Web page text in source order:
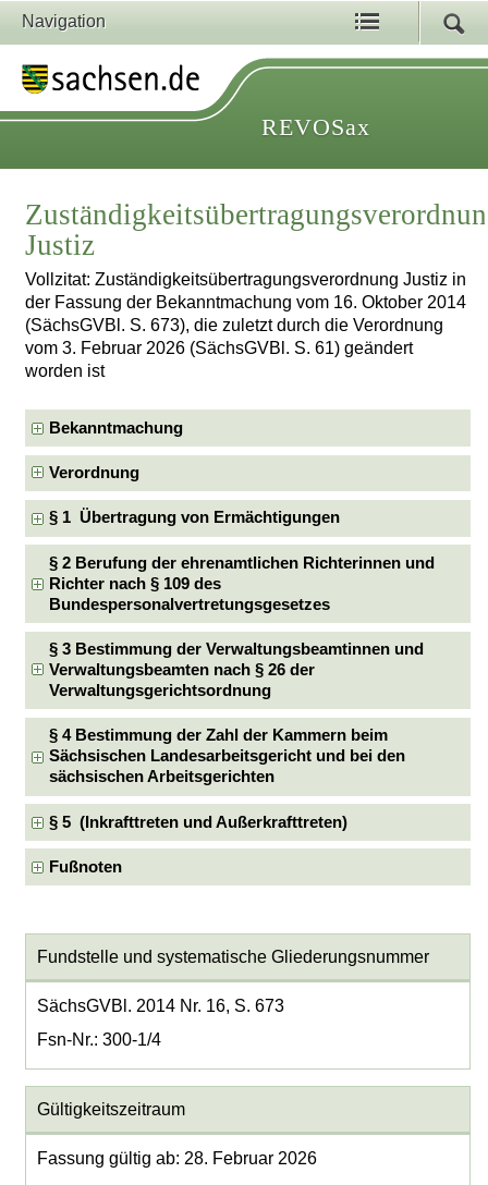
Navigation
REVOSax
Justiz
Vollzitat: Zuständigkeitsübertragungsverordnung Justiz in
der Fassung der Bekanntmachung vom 16. Oktober 2014
(SächsGVBl. S. 673), die zuletzt durch die Verordnung
vom 3. Februar 2026 (SächsGVBl. S. 61) geändert
worden ist
Bekanntmachung
Verordnung
§ 1 Übertragung von Ermächtigungen
§ 2 Berufung der ehrenamtlichen Richterinnen und
Richter nach § 109 des
Bundespersonalvertretungsgesetzes
§ 3 Bestimmung der Verwaltungsbeamtinnen und
Verwaltungsbeamten nach § 26 der
Verwaltungsgerichtsordnung
§ 4 Bestimmung der Zahl der Kammern beim
Sächsischen Landesarbeitsgericht und bei den
sächsischen Arbeitsgerichten
§ 5 (Inkrafttreten und Außerkrafttreten)
Fußnoten
Fundstelle und systematische Gliederungsnummer
SächsGVBl. 2014 Nr. 16, S. 673
Fsn-Nr.: 300-1/4
Gültigkeitszeitraum
Fassung gültig ab: 28. Februar 2026